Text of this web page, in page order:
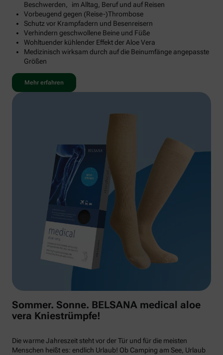
Beschwerden, im Alltag, Beruf und auf Reisen
Vorbeugend gegen (Reise-)Thrombose
Schutz vor Krampfadern und Besenreisern
Verhindern geschwollene Beine und Füße
Wohltuender kühlender Effekt der Aloe Vera
Medizinisch wirksam durch auf die Beinumfänge angepasste
Größen
Mehr erfahren
Sommer. Sonne. BELSANA medical aloe
vera Kniestrümpfe!
Die warme Jahreszeit steht vor der Tür und für die meisten
Menschen heißt es: endlich Urlaub! Ob Camping am See, Urlaub